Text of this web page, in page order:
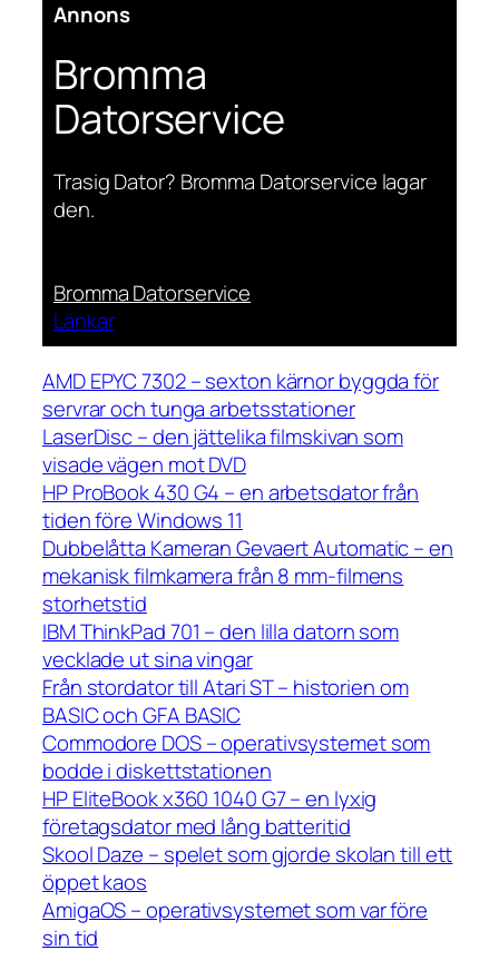
Annons
Bromma
Datorservice
Trasig Dator? Bromma Datorservice lagar
den.
Bromma Datorservice
Länkar
AMD EPYC 7302 – sexton kärnor byggda för
servrar och tunga arbetsstationer
LaserDisc – den jättelika filmskivan som
visade vägen mot DVD
HP ProBook 430 G4 – en arbetsdator från
tiden före Windows 11
Dubbelåtta Kameran Gevaert Automatic – en
mekanisk filmkamera från 8 mm-filmens
storhetstid
IBM ThinkPad 701 – den lilla datorn som
vecklade ut sina vingar
Från stordator till Atari ST – historien om
BASIC och GFA BASIC
Commodore DOS – operativsystemet som
bodde i diskettstationen
HP EliteBook x360 1040 G7 – en lyxig
företagsdator med lång batteritid
Skool Daze – spelet som gjorde skolan till ett
öppet kaos
AmigaOS – operativsystemet som var före
sin tid